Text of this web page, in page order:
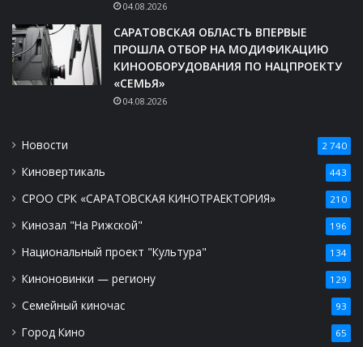
04.08.2026
САРАТОВСКАЯ ОБЛАСТЬ ВПЕРВЫЕ
ПРОШЛА ОТБОР НА МОДИФИКАЦИЮ
КИНООБОРУДОВАНИЯ ПО НАЦПРОЕКТУ
«СЕМЬЯ»
04.08.2026
Новости 2 740
Киновертикаль 443
СРОО СРК «САРАТОВСКАЯ КИНОТРАЕКТОРИЯ» 210
Кинозал "На Рижской" 196
Национальный проект "Культура" 134
Киноновинки — региону 129
Семейный киночас 93
Город Кино 65